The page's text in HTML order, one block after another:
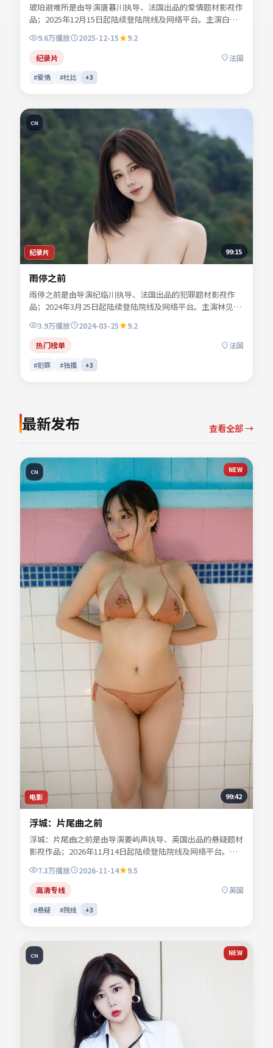
琥珀避难所是由导演唐暮川执导、法国出品的爱情题材影视作
品；2025年12月15日起陆续登陆院线及网络平台。主演白清
命运。色彩与配乐共同烘托年代氛围，细节经得起反复推敲。
可在本站免费高清在线观看完整剧情与主创访谈摘要。
9.6万播放 2025-12-15
9.2
纪录片
法国
#爱情 #杜比 +3
纪录片
CN
99:15
雨停之前
雨停之前是由导演纪临川执导、法国出品的犯罪题材影视作
品；2024年3月25日起陆续登陆院线及网络平台。主演林见
川、段知许、苏晚澄、闻晚风等共同诠释一段充满转折的人物
命运。人物动机层层揭开，真相并非唯一答案。适合检索「犯
罪电影」「法国影片」「2024年上映」等关键词的观众收
3.9万播放 2024-03-25
9.2
热门榜单
法国
#犯罪 #独播 +3
最新发布 查看全部 →
电影
CN NEW
99:42
浮城：片尾曲之前
浮城：片尾曲之前是由导演姜屿声执导、英国出品的悬疑题材
影视作品；2026年11月14日起陆续登陆院线及网络平台。主
演宁舒言、林听雪、沈昭野、夏时深等共同诠释一段充满转折
的人物命运。地缘风貌被写得具体可信，地域气质成为叙事推
手。影片关键词包含悬疑、英国、院线同步与流媒体首播信
息，便于影迷检索与比对同类型佳作。
7.3万播放 2026-11-14
9.5
高清专线
英国
#悬疑 #院线 +3
CN NEW